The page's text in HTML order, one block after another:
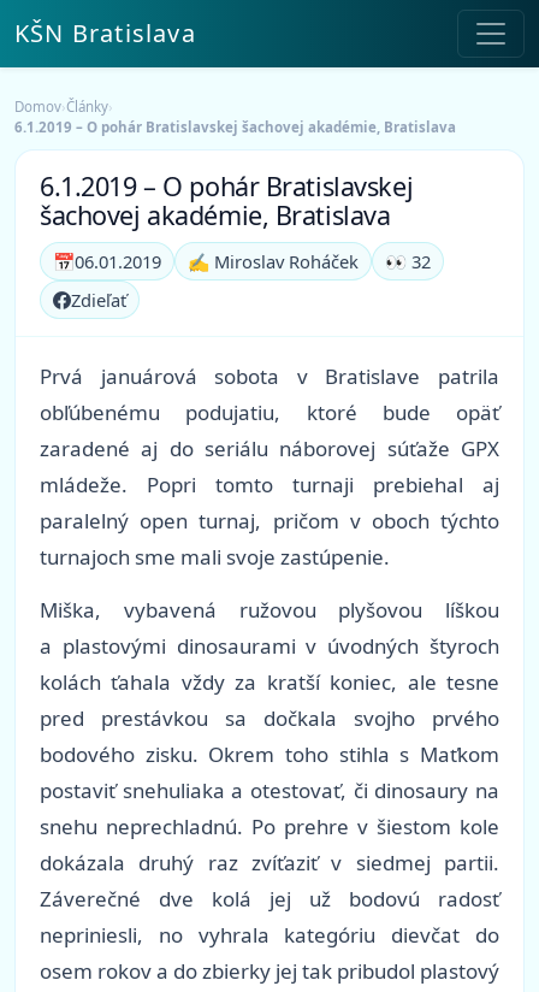
KŠN Bratislava
Domov›Články›
6.1.2019 – O pohár Bratislavskej šachovej akadémie, Bratislava
6.1.2019 – O pohár Bratislavskej
šachovej akadémie, Bratislava
📅06.01.2019 ✍️ Miroslav Roháček
👀 32
Zdieľať
Prvá januárová sobota v Bratislave patrila
obľúbenému podujatiu, ktoré bude opäť
zaradené aj do seriálu náborovej súťaže GPX
mládeže. Popri tomto turnaji prebiehal aj
paralelný open turnaj, pričom v oboch týchto
turnajoch sme mali svoje zastúpenie.
Miška, vybavená ružovou plyšovou líškou
a plastovými dinosaurami v úvodných štyroch
kolách ťahala vždy za kratší koniec, ale tesne
pred prestávkou sa dočkala svojho prvého
bodového zisku. Okrem toho stihla s Maťkom
postaviť snehuliaka a otestovať, či dinosaury na
snehu neprechladnú. Po prehre v šiestom kole
dokázala druhý raz zvíťaziť v siedmej partii.
Záverečné dve kolá jej už bodovú radosť
nepriniesli, no vyhrala kategóriu dievčat do
osem rokov a do zbierky jej tak pribudol plastový